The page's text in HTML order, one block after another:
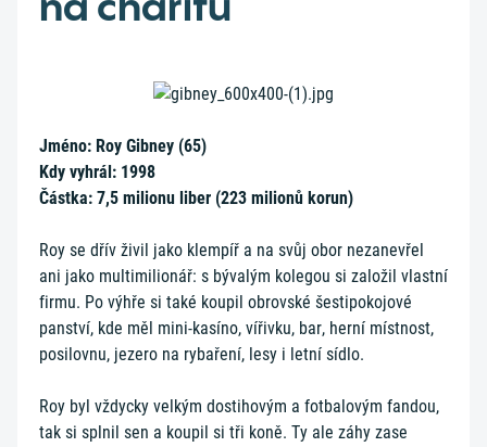
Jméno: Roy Gibney (65)
Kdy vyhrál: 1998
Částka: 7,5 milionu liber (223 milionů korun)
Roy se dřív živil jako klempíř a na svůj obor nezanevřel
ani jako multimilionář: s bývalým kolegou si založil vlastní
firmu. Po výhře si také koupil obrovské šestipokojové
panství, kde měl mini-kasíno, vířivku, bar, herní místnost,
posilovnu, jezero na rybaření, lesy i letní sídlo.
Roy byl vždycky velkým dostihovým a fotbalovým fandou,
tak si splnil sen a koupil si tři koně. Ty ale záhy zase